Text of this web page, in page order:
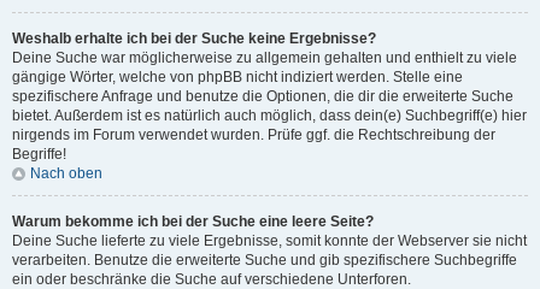
Weshalb erhalte ich bei der Suche keine Ergebnisse?
Deine Suche war möglicherweise zu allgemein gehalten und enthielt zu viele
gängige Wörter, welche von phpBB nicht indiziert werden. Stelle eine
spezifischere Anfrage und benutze die Optionen, die dir die erweiterte Suche
bietet. Außerdem ist es natürlich auch möglich, dass dein(e) Suchbegriff(e) hier
nirgends im Forum verwendet wurden. Prüfe ggf. die Rechtschreibung der
Begriffe!
Nach oben
Warum bekomme ich bei der Suche eine leere Seite?
Deine Suche lieferte zu viele Ergebnisse, somit konnte der Webserver sie nicht
verarbeiten. Benutze die erweiterte Suche und gib spezifischere Suchbegriffe
ein oder beschränke die Suche auf verschiedene Unterforen.